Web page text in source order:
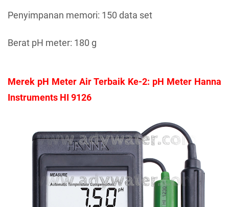
Penyimpanan memori: 150 data set
Berat pH meter: 180 g
Merek pH Meter Air Terbaik Ke-2: pH Meter Hanna
Instruments HI 9126